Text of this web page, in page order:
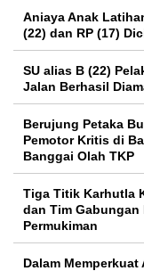
Aniaya Anak
(22) dan RP (17)
SU alias B (22)
Jalan Berhasil
Berujung Petaka
Pemotor Kritis di
Banggai Olah TKP
Tiga Titik Karhutla
dan Tim Gabungan
Permukiman
Dalam